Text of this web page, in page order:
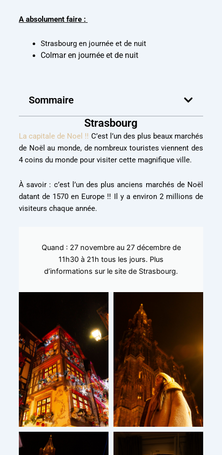
A absolument faire :
Strasbourg en journée et de nuit
Colmar en journée et de nuit
Sommaire
Strasbourg
La capitale de Noel !! C’est l’un des plus beaux marchés
de Noël au monde, de nombreux touristes viennent des
4 coins du monde pour visiter cette magnifique ville.
À savoir : c’est l’un des plus anciens marchés de Noël
datant de 1570 en Europe !! Il y a environ 2 millions de
visiteurs chaque année.
Quand : 27 novembre au 27 décembre de
11h30 à 21h tous les jours. Plus
d’informations sur le site de Strasbourg.